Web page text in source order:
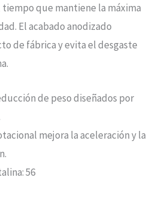
que mantiene la máxima
El acabado anodizado
de fábrica y evita el desgaste
de peso diseñados por
mejora la aceleración y la
56